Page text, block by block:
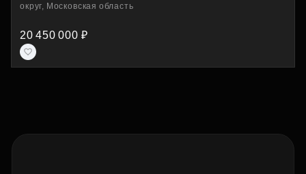
округ, Московская область
20 450 000 ₽